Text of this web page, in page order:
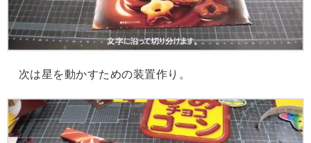
次は星を動かすための装置作り。